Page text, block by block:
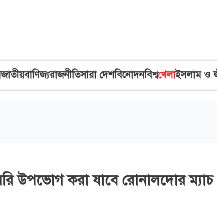
জাতীয়বাণিজ্যরাজনীতিসারা দেশবিনোদনবিশ্বখেলাইসলাম ও
উপভোগ করা যাবে রোনালদোর ম্যাচ